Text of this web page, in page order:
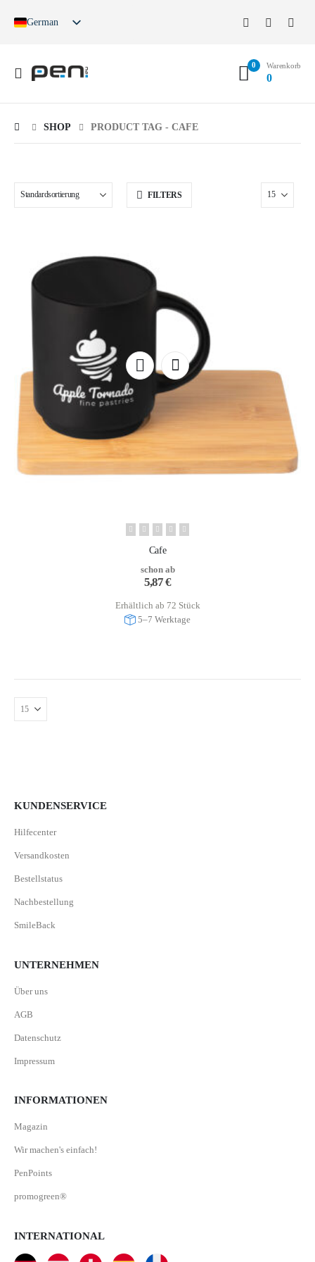
German
Spanish
0 Warenkorb
0
SHOP PRODUCT TAG - CAFE
FILTERS
Cafe
schon ab
5,87€
Erhältlich ab 72 Stück
5–7 Werktage
KUNDENSERVICE
Hilfecenter
Versandkosten
Bestellstatus
Nachbestellung
SmileBack
UNTERNEHMEN
Über uns
AGB
Datenschutz
Impressum
INFORMATIONEN
Magazin
Wir machen's einfach!
PenPoints
promogreen®
INTERNATIONAL